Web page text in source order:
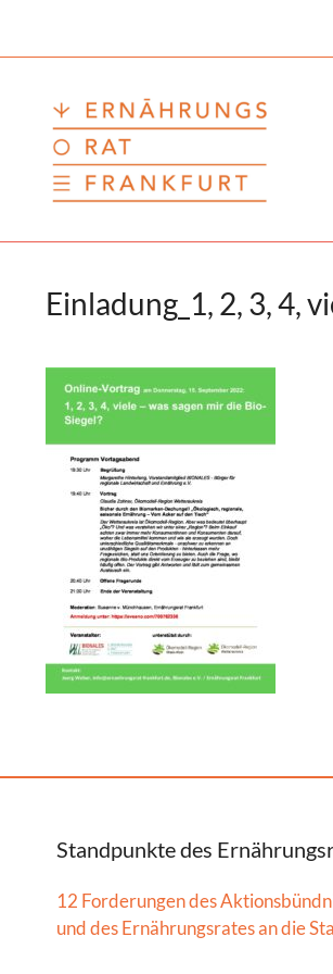
Einladung_1, 2, 3, 4,
Standpunkte des
12 Forderungen des
und des Ernährungsrates an die